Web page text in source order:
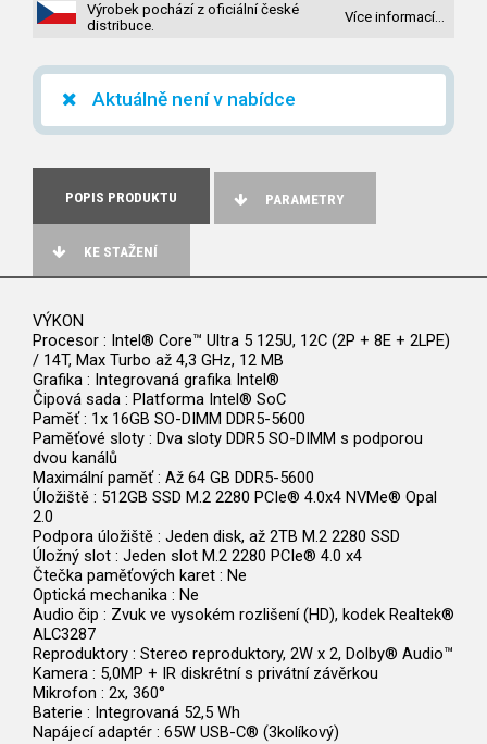
Výrobek pochází z oficiální české
distribuce.
Více informací…
Aktuálně není v nabídce
POPIS PRODUKTU PARAMETRY
KE STAŽENÍ
VÝKON
Procesor : Intel® Core™ Ultra 5 125U, 12C (2P + 8E + 2LPE)
/ 14T, Max Turbo až 4,3 GHz, 12 MB
Grafika : Integrovaná grafika Intel®
Čipová sada : Platforma Intel® SoC
Paměť : 1x 16GB SO-DIMM DDR5-5600
Paměťové sloty : Dva sloty DDR5 SO-DIMM s podporou
dvou kanálů
Maximální paměť : Až 64 GB DDR5-5600
Úložiště : 512GB SSD M.2 2280 PCIe® 4.0x4 NVMe® Opal
2.0
Podpora úložiště : Jeden disk, až 2TB M.2 2280 SSD
Úložný slot : Jeden slot M.2 2280 PCIe® 4.0 x4
Čtečka paměťových karet : Ne
Optická mechanika : Ne
Audio čip : Zvuk ve vysokém rozlišení (HD), kodek Realtek®
ALC3287
Reproduktory : Stereo reproduktory, 2W x 2, Dolby® Audio™
Kamera : 5,0MP + IR diskrétní s privátní závěrkou
Mikrofon : 2x, 360°
Baterie : Integrovaná 52,5 Wh
Napájecí adaptér : 65W USB-C® (3kolíkový)